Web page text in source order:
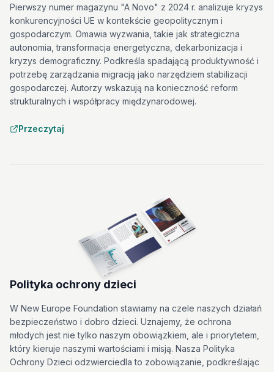
Pierwszy numer magazynu "A Novo" z 2024 r. analizuje kryzys
konkurencyjności UE w kontekście geopolitycznym i
gospodarczym. Omawia wyzwania, takie jak strategiczna
autonomia, transformacja energetyczna, dekarbonizacja i
kryzys demograficzny. Podkreśla spadającą produktywność i
potrzebę zarządzania migracją jako narzędziem stabilizacji
gospodarczej. Autorzy wskazują na konieczność reform
strukturalnych i współpracy międzynarodowej.
Przeczytaj
Polityka ochrony dzieci
W New Europe Foundation stawiamy na czele naszych działań
bezpieczeństwo i dobro dzieci. Uznajemy, że ochrona
młodych jest nie tylko naszym obowiązkiem, ale i priorytetem,
który kieruje naszymi wartościami i misją. Nasza Polityka
Ochrony Dzieci odzwierciedla to zobowiązanie, podkreślając